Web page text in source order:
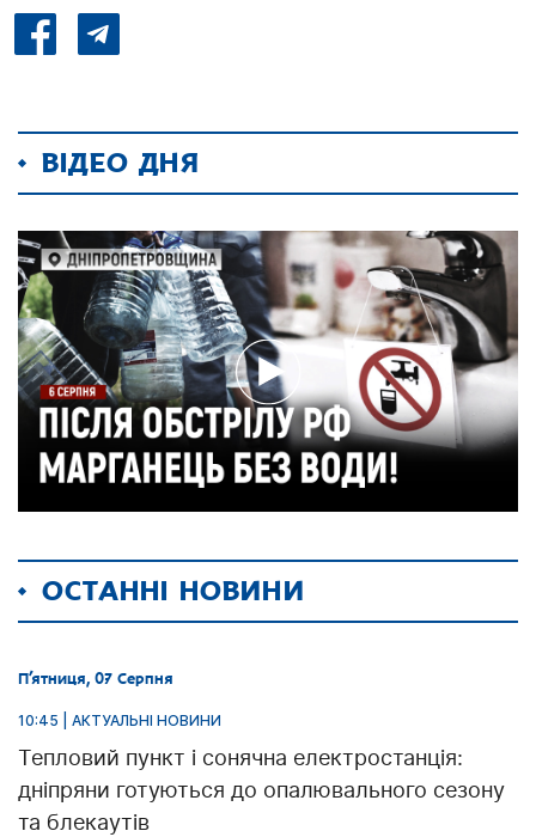
ВІДЕО ДНЯ
ОСТАННІ НОВИНИ
П’ятниця, 07 Серпня
10:45 | АКТУАЛЬНІ НОВИНИ
Тепловий пункт і сонячна електростанція:
дніпряни готуються до опалювального сезону
та блекаутів